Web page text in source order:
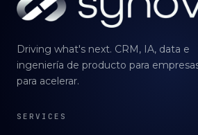
Driving what's next. CRM, IA, data e
ingeniería de producto para
para acelerar.
SERVICES